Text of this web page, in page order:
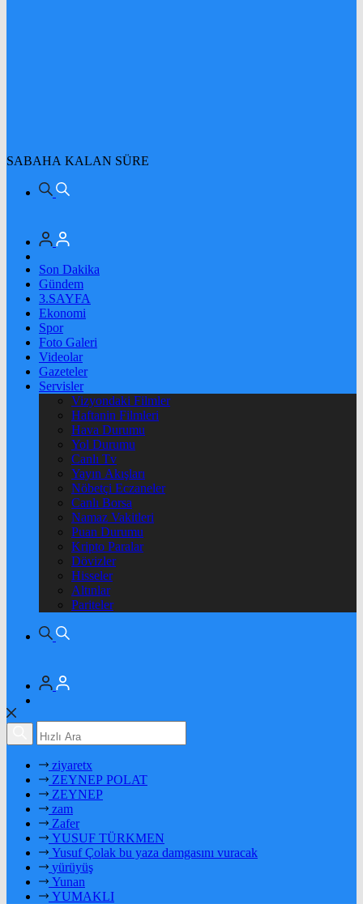
SABAHA KALAN SÜRE
Son Dakika
Gündem
3.SAYFA
Ekonomi
Spor
Foto Galeri
Videolar
Gazeteler
Servisler
Vizyondaki Filmler
Haftanin Filmleri
Hava Durumu
Yol Durumu
Canlı Tv
Yayın Akışları
Nöbetçi Eczaneler
Canlı Borsa
Namaz Vakitleri
Puan Durumu
Kripto Paralar
Dövizler
Hisseler
Altınlar
Pariteler
ziyaretx
ZEYNEP POLAT
ZEYNEP
zam
Zafer
YUSUF TÜRKMEN
Yusuf Çolak bu yaza damgasını vuracak
yürüyüş
Yunan
YUMAKLI